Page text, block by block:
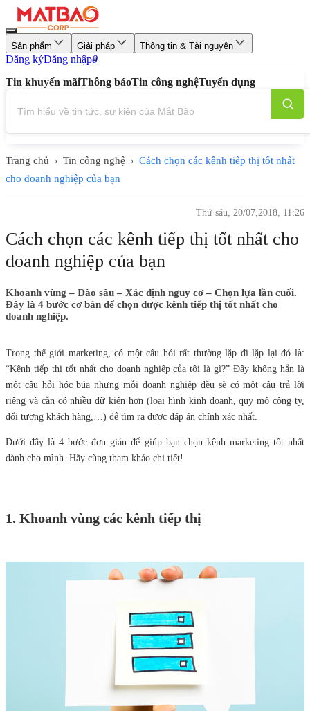
Sản phẩm Giải pháp Thông tin & Tài nguyên
Đăng kýĐăng nhập0
Tin khuyến mãiThông báoTin công nghệTuyển dụng
Trang chủ › Tin công nghệ › Cách chọn các kênh tiếp thị tốt nhất
cho doanh nghiệp của bạn
Thứ sáu, 20/07,2018, 11:26
Cách chọn các kênh tiếp thị tốt nhất cho
doanh nghiệp của bạn
Khoanh vùng – Đào sâu – Xác định nguy cơ – Chọn lựa lần cuối.
Đây là 4 bước cơ bản để chọn được kênh tiếp thị tốt nhất cho
doanh nghiệp.
Trong thế giới marketing, có một câu hỏi rất thường lặp đi lặp lại đó là:
“Kênh tiếp thị tốt nhất cho doanh nghiệp của tôi là gì?” Đây không hẳn là
một câu hỏi hóc búa nhưng mỗi doanh nghiệp đều sẽ có một câu trả lời
riêng và cần có nhiều dữ kiện hơn (loại hình kinh doanh, quy mô công ty,
đối tượng khách hàng,…) để tìm ra được đáp án chính xác nhất.
Dưới đây là 4 bước đơn giản để giúp bạn chọn kênh marketing tốt nhất
dành cho mình. Hãy cùng tham khảo chi tiết!
1. Khoanh vùng các kênh tiếp thị